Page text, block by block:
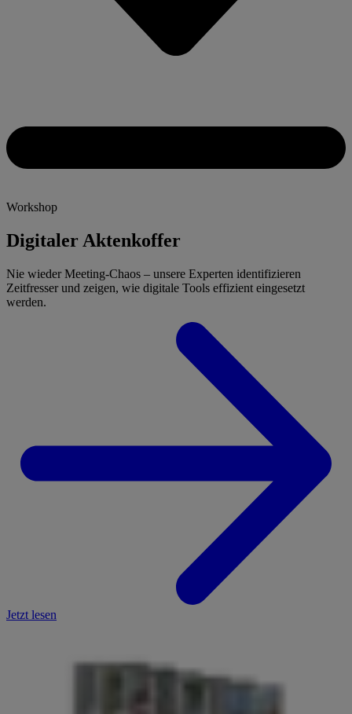
Workshop
Digitaler Aktenkoffer
Nie wieder Meeting-Chaos – unsere Experten identifizieren
Zeitfresser und zeigen, wie digitale Tools effizient eingesetzt
werden.
Jetzt lesen